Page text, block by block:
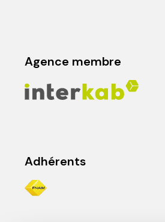
Agence membre
Adhérents